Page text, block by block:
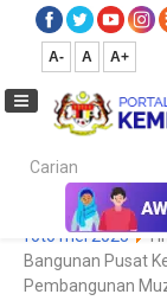
A- A A+
Carian...
Laman Utama
foto mei 2025
Bangunan Pusat
Pembangunan